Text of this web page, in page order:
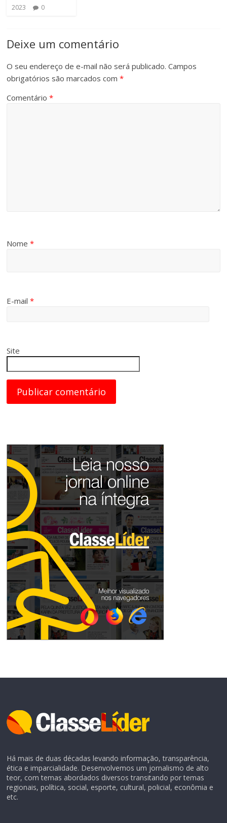
2023
0
Deixe um comentário
O seu endereço de e-mail não será publicado. Campos
obrigatórios são marcados com*
Comentário*
Nome*
E-mail*
Site
Há mais de duas décadas levando informação, transparência,
ética e imparcialidade. Desenvolvemos um jornalismo de alto
teor, com temas abordados diversos transitando por temas
regionais, política, social, esporte, cultural, policial, econômia e
etc.